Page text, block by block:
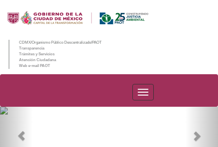
CDMX/Organismo Público Descentralizado/PAOT
Transparencia
Trámites y Servicios
Atención Ciudadana
Web e-mail PAOT
PAOT